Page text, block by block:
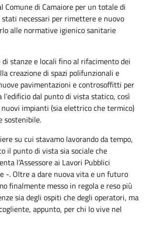
Comune di Camaiore per un totale di
necessari per rimettere e nuovo
alle normative igienico sanitarie
stanze e locali fino al rifacimento dei
creazione di spazi polifunzionali e
pavimentazioni e controsoffitti per
dal punto di vista statico, così
impianti (sia elettrico che termico)
sostenibile.
su cui stavamo lavorando da tempo,
il punto di vista sia sociale che
l’Assessore ai Lavori Pubblici
-. Oltre a dare nuova vita e un futuro
finalmente messo in regola e reso più
sia degli ospiti che degli operatori, ma
appunto, per chi lo vive nel